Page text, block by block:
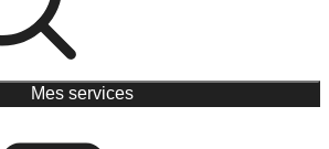
Mes services